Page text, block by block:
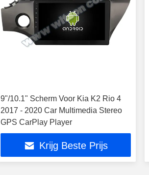
9"/10.1" Scherm Voor Kia K2 Rio 4
2017 - 2020 Car Multimedia Stereo
GPS CarPlay Player
Krijg Beste Prijs